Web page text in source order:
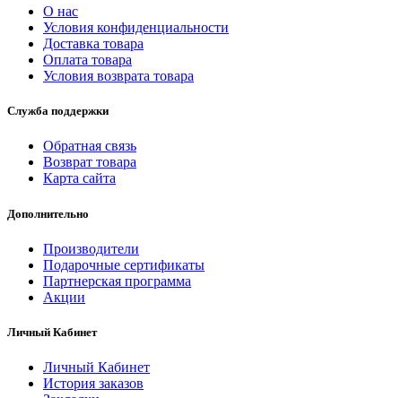
О нас
Условия конфиденциальности
Доставка товара
Оплата товара
Условия возврата товара
Служба поддержки
Обратная связь
Возврат товара
Карта сайта
Дополнительно
Производители
Подарочные сертификаты
Партнерская программа
Акции
Личный Кабинет
Личный Кабинет
История заказов